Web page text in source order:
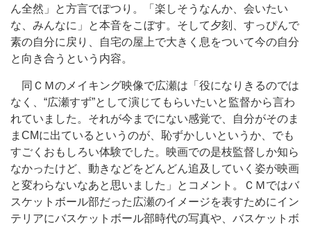
ん全然」と方言でぽつり。「楽しそうなんか、会いたい
な、みんなに」と本音をこぼす。そして夕刻、すっぴんで
素の自分に戻り、自宅の屋上で大きく息をついて今の自分
と向き合うという内容。
同ＣＭのメイキング映像で広瀬は「役になりきるのでは
なく、“広瀬すず”として演じてもらいたいと監督から言わ
れていました。それが今までにない感覚で、自分がそのま
まCMに出ているというのが、恥ずかしいというか、でも
すごくおもしろい体験でした。映画での是枝監督しか知ら
なかったけど、動きなどをどんどん追及していく姿が映画
と変わらないなあと思いました」とコメント。ＣＭではバ
スケットボール部だった広瀬のイメージを表すためにイン
テリアにバスケットボール部時代の写真や、バスケットボ